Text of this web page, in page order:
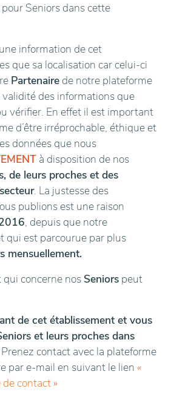
Seniors dans cette
information de cet
que sa localisation car celui-ci
Partenaire de notre plateforme
des informations que
vérifier. En effet il est important
d’être irréprochable, éthique et
données que nous
à disposition de nos
de leurs proches et des
. La justesse des
publions est une raison
, depuis que notre
qui est parcourue par plus
mensuellement.
concerne nos Seniors peut
de cet établissement et vous
et leurs proches dans
Prenez contact avec la plateforme
par e-mail en suivant le lien «
de contact »